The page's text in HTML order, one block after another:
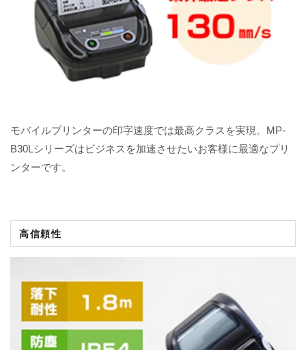
モバイルプリンターの印字速度では最高クラスを実現。MP-
B30Lシリーズはビジネスを加速させたいお客様に最適なプリ
ンターです。
高信頼性